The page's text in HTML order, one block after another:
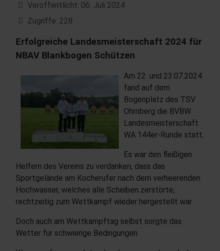
Veröffentlicht: 06. Juli 2024
Zugriffe: 228
Erfolgreiche Landesmeisterschaft 2024 für
NBAV Blankbogen Schützen
Am 22. und 23.07.2024
fand auf dem
Bogenplatz des TSV
Ohrnberg die BVBW
Landesmeisterschaft
WA 144er-Runde statt.
Es war den fleißigen
Helfern des Vereins zu verdanken, dass das
Sportgelände am Kocherufer nach dem verheerenden
Hochwasser, welches alle Scheiben zerstörte,
rechtzeitig zum Wettkampf wieder hergestellt war.
Doch auch am Wettkampftag selbst sorgte das
Wetter für schwierige Bedingungen.